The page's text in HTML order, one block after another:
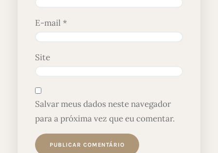
E-mail *
Site
Salvar meus dados neste navegador
para a próxima vez que eu comentar.